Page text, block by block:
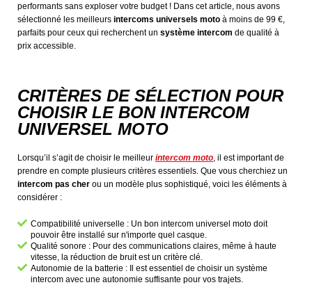
performants sans exploser votre budget ! Dans cet article, nous avons
sélectionné les meilleurs intercoms universels moto à moins de 99 €,
parfaits pour ceux qui recherchent un système intercom de qualité à
prix accessible.
CRITÈRES DE SÉLECTION POUR
CHOISIR LE BON INTERCOM
UNIVERSEL MOTO
Lorsqu’il s’agit de choisir le meilleur intercom moto, il est important de
prendre en compte plusieurs critères essentiels. Que vous cherchiez un
intercom pas cher ou un modèle plus sophistiqué, voici les éléments à
considérer :
Compatibilité universelle : Un bon intercom universel moto doit
pouvoir être installé sur n'importe quel casque.
Qualité sonore : Pour des communications claires, même à haute
vitesse, la réduction de bruit est un critère clé.
Autonomie de la batterie : Il est essentiel de choisir un système
intercom avec une autonomie suffisante pour vos trajets.